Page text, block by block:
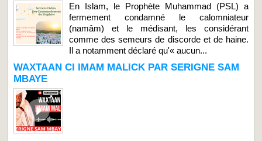
En Islam, le Prophète Muhammad (PSL) a
fermement condamné le calomniateur
(namâm) et le médisant, les considérant
comme des semeurs de discorde et de haine.
Il a notamment déclaré qu'« aucun...
WAXTAAN CI IMAM MALICK PAR SERIGNE SAM
MBAYE